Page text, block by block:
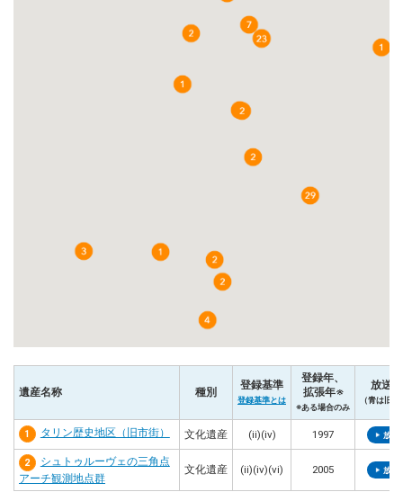
遺産名称 種別
登録基準
登録基準とは
登録年、
拡張年※
※ある場合のみ
放送
（青は旧
1 タリン歴史地区（旧市街） 文化遺産 (ii)(iv) 1997 放送
2
シュトゥルーヴェの三角点
アーチ観測地点群
文化遺産 (ii)(iv)(vi) 2005 放送